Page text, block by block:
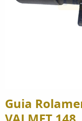
Guia